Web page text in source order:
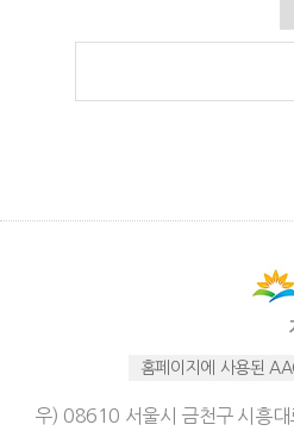
홈페이지에 사용된
우) 08610 서울시 금천구 시흥